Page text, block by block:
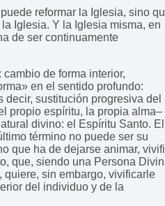
reformar la Iglesia, sino
la Iglesia. Y la Iglesia misma, en
de ser continuamente
cambio de forma interior,
en el sentido profundo:
decir, sustitución progresiva del
propio espíritu, la propia alma–
divino: el Espíritu Santo. El
término no puede ser su
que ha de dejarse animar,
que, siendo una Persona
quiere, sin embargo, vivificarle
del individuo y de la